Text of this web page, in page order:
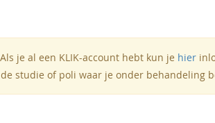
je al een KLIK-account hebt kun je hier
studie of poli waar je onder behandeling